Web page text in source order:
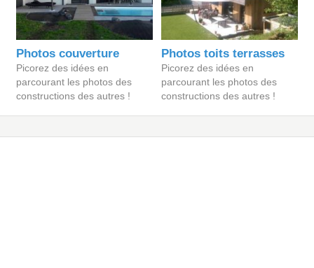
Photos couverture
Picorez des idées en
parcourant les photos des
constructions des autres !
Photos toits terrasses
Picorez des idées en
parcourant les photos des
constructions des autres !